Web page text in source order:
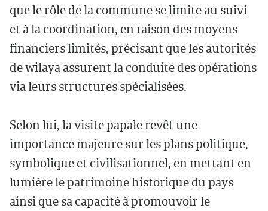
que le rôle de la commune se limite au suivi
et à la coordination, en raison des moyens
financiers limités, précisant que les autorités
de wilaya assurent la conduite des opérations
via leurs structures spécialisées.
Selon lui, la visite papale revêt une
importance majeure sur les plans politique,
symbolique et civilisationnel, en mettant en
lumière le patrimoine historique du pays
ainsi que sa capacité à promouvoir le